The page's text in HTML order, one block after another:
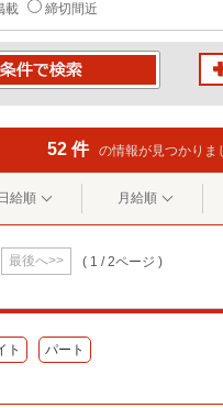
載 締切間近
52 件 の情報が見つかりま
日給順 月給順
最後へ>> ( 1 / 2ページ )
ト パート